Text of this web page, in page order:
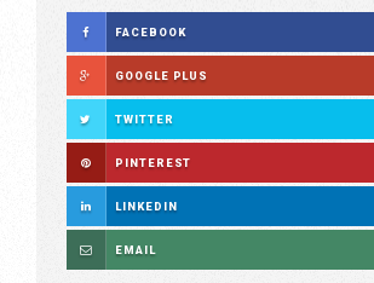
FACEBOOK
GOOGLE PLUS
TWITTER
PINTEREST
LINKEDIN
EMAIL